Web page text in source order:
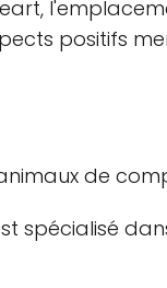
positifs
de
spécialisé